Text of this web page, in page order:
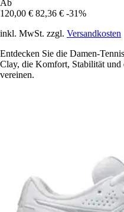
Ab
120,00 € 82,36 € -31%
inkl. MwSt. zzgl. Versandkosten
Entdecken Sie die Damen-
Clay, die Komfort, Stabilität und
vereinen.